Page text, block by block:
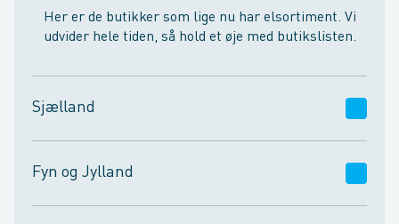
Her er de butikker som lige nu har elsortiment. Vi
udvider hele tiden, så hold et øje med butikslisten.
Sjælland
Næstved
Fyn og Jylland